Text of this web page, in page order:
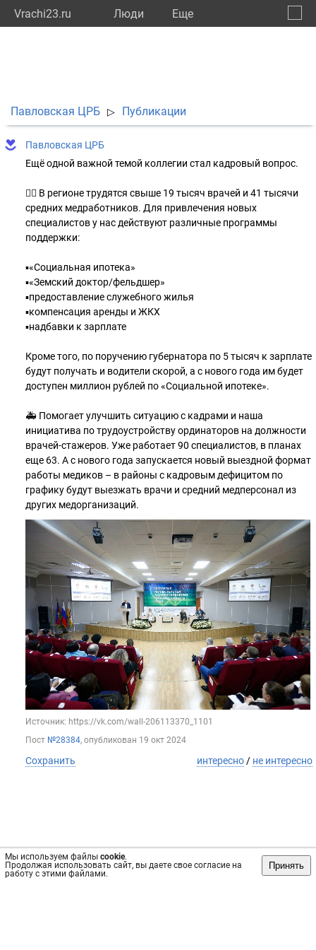
Vrachi23.ru Люди Eще
Мы используем файлы cookie.
Продолжая использовать сайт, вы даете свое согласие на
работу с этими файлами.
Принять
Павловская ЦРБ ▷ Публикации
Павловская ЦРБ
Ещё одной важной темой коллегии стал кадровый вопрос.
👨‍⚕️ В регионе трудятся свыше 19 тысяч врачей и 41 тысячи
средних медработников. Для привлечения новых
специалистов у нас действуют различные программы
поддержки:
▪️«Социальная ипотека»
▪️«Земский доктор/фельдшер»
▪️предоставление служебного жилья
▪️компенсация аренды и ЖКХ
▪️надбавки к зарплате
Кроме того, по поручению губернатора по 5 тысяч к зарплате
будут получать и водители скорой, а с нового года им будет
доступен миллион рублей по «Социальной ипотеке».
🚑 Помогает улучшить ситуацию с кадрами и наша
инициатива по трудоустройству ординаторов на должности
врачей-стажеров. Уже работает 90 специалистов, в планах
еще 63. А с нового года запускается новый выездной формат
работы медиков – в районы с кадровым дефицитом по
графику будут выезжать врачи и средний медперсонал из
других медорганизаций.
Источник: https://vk.com/wall-206113370_1101
Пост №28384, опубликован 19 окт 2024
Сохранить интересно/ не интересно